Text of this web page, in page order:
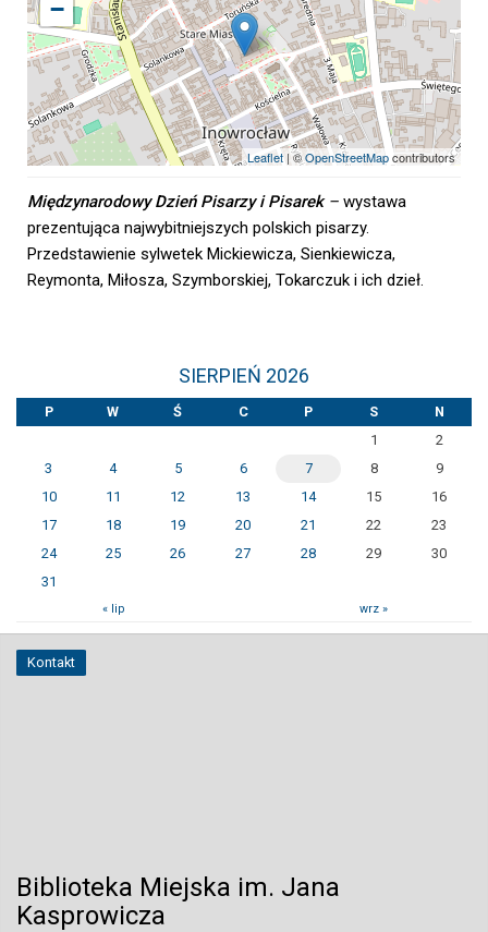
−
Leaflet| ©OpenStreetMapcontributors
Międzynarodowy Dzień Pisarzy i Pisarek– wystawa
prezentująca najwybitniejszych polskich pisarzy.
Przedstawienie sylwetek Mickiewicza, Sienkiewicza,
Reymonta, Miłosza, Szymborskiej, Tokarczuk i ich dzieł.
SIERPIEŃ 2026
P W Ś C P S
N
1
2
3
4 5 6 7 8
9
10
11 12 13 14 15
16
17
18 19 20 21 22
23
24
25 26 27 28 29
30
31
« lip wrz »
Kontakt
Biblioteka Miejska im. Jana
Kasprowicza